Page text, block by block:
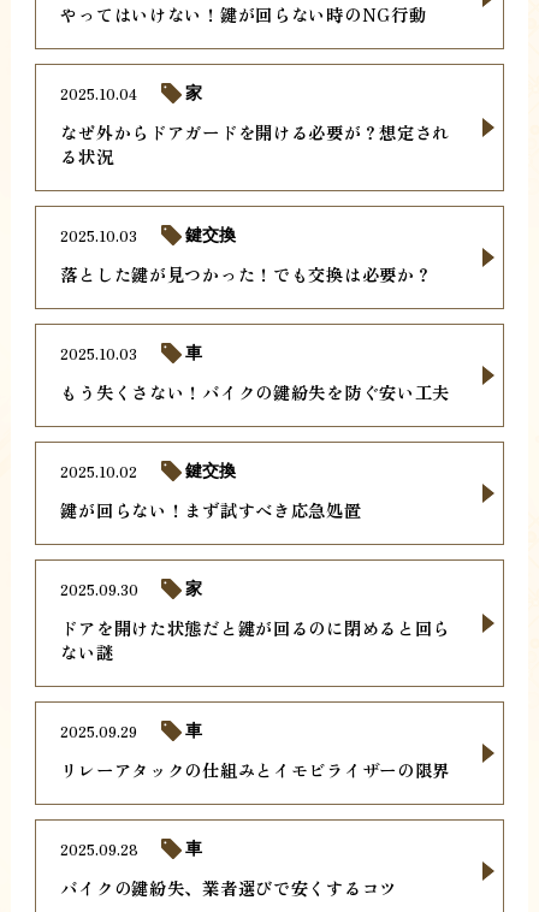
やってはいけない！鍵が回らない時のNG行動
なぜ外からドアガードを開ける必要が？想定され
る状況
2025.10.04 家
落とした鍵が見つかった！でも交換は必要か？
2025.10.03 鍵交換
もう失くさない！バイクの鍵紛失を防ぐ安い工夫
2025.10.03 車
鍵が回らない！まず試すべき応急処置
2025.10.02 鍵交換
ドアを開けた状態だと鍵が回るのに閉めると回ら
ない謎
2025.09.30 家
リレーアタックの仕組みとイモビライザーの限界
2025.09.29 車
バイクの鍵紛失、業者選びで安くするコツ
2025.09.28 車